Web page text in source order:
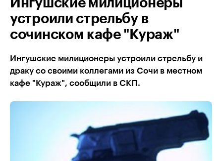
Ингушские милиционеры
устроили стрельбу в
сочинском кафе "Кураж"
Ингушские милиционеры устроили стрельбу и
драку со своими коллегами из Сочи в местном
кафе "Кураж", сообщили в СКП.